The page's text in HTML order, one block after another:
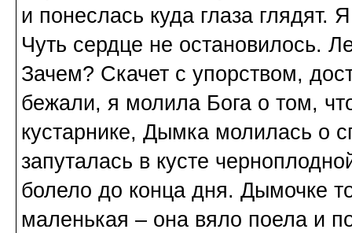
и понеслась куда глаза глядят.
Чуть сердце не остановилось.
Зачем? Скачет с упорством,
бежали, я молила Бога о том,
кустарнике, Дымка молилась о
запуталась в кусте
болело до конца дня. Дымочке
маленькая – она вяло поела и